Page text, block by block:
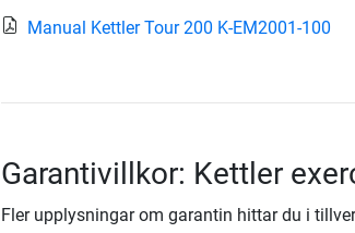
Manual Kettler Tour 200 K-EM2001-100
Garantivillkor: Kettler
Fler upplysningar om garantin hittar du i